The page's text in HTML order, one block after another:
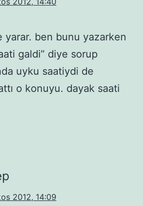
yarar. ben bunu yazarken
galdi” diye sorup
uyku saatiydi de
o konuyu. dayak saati
2012, 14:09